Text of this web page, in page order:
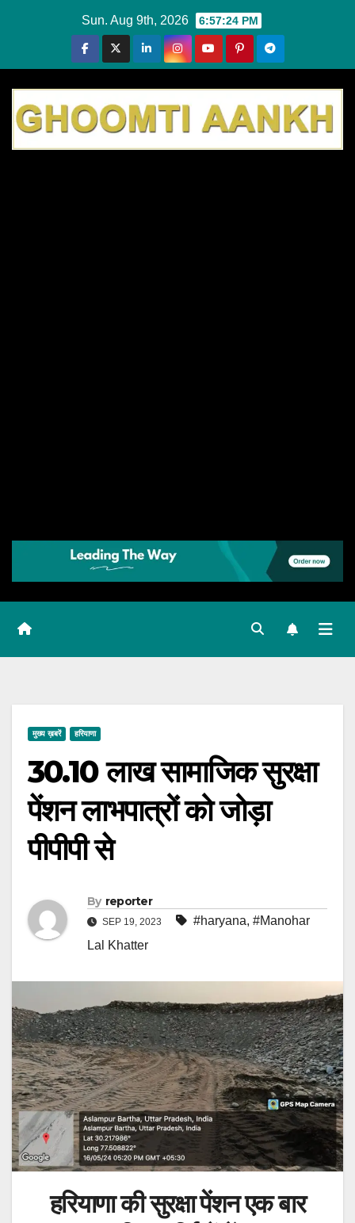
Sun. Aug 9th, 2026 6:57:25 PM
मुख्य ख़बरें हरियाणा
30.10 लाख सामाजिक सुरक्षा
पेंशन लाभपात्रों को जोड़ा
पीपीपी से
By reporter
SEP 19, 2023 #haryana, #Manohar
Lal Khatter
हरियाणा की सुरक्षा पेंशन एक बार